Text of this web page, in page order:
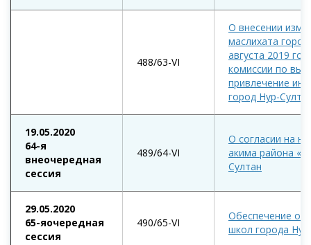
488/63-VI
О внесении
маслихата
августа 2019
комиссии по
привлечение
город Нур-
19.05.2020
64-я
внеочередная
сессия
489/64-VI
О согласии на
акима района
Султан
29.05.2020
65-яочередная
сессия
490/65-VI
Обеспечение
школ города